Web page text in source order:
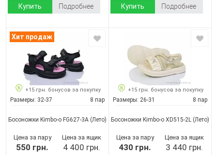
Купить Подробнее Купить Подробнее
Хит продаж
+15 грн. бонусов за покупку
Размеры: 32-37 8 пар
Босоножки Kimbo-o FG627-3A (Лето)
Цена за пару
550 грн.
Цена за ящик
4 400 грн.
+15 грн. бонусов за покупку
Размеры: 26-31 8 пар
Босоножки Kimbo-o XD515-2L (Лето)
Цена за пару
430 грн.
Цена за ящик
3 440 грн.